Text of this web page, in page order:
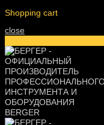
Shopping cart
close